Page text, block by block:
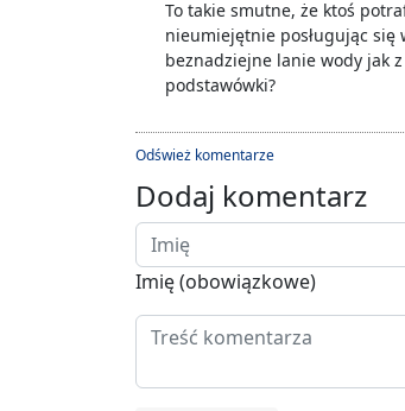
To takie smutne, że ktoś
nieumiejętnie posługując się
beznadziejne lanie wody jak
podstawówki?
Odśwież komentarze
Dodaj komentarz
Imię (obowiązkowe)